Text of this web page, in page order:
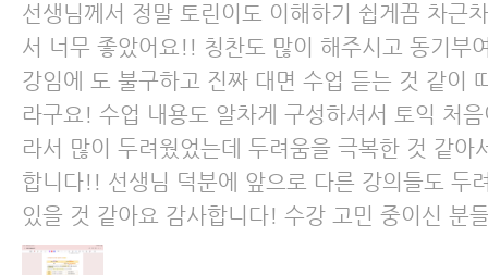
선생님께서 정말 토린이도 이해하기 쉽게끔 차근
서 너무 좋았어요!! 칭찬도 많이 해주시고 동기부
강임에 도 불구하고 진짜 대면 수업 듣는 것 같이
라구요! 수업 내용도 알차게 구성하셔서 토익 처
라서 많이 두려웠었는데 두려움을 극복한 것 같아
합니다!! 선생님 덕분에 앞으로 다른 강의들도 두
있을 것 같아요 감사합니다! 수강 고민 중이신 분